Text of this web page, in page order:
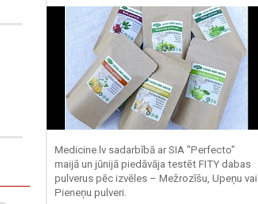
Medicine.lv sadarbībā ar SIA "Perfecto"
maijā un jūnijā piedāvāja testēt FITY dabas
pulverus pēc izvēles – Mežrozīšu, Upeņu vai
Pieneņu pulveri.